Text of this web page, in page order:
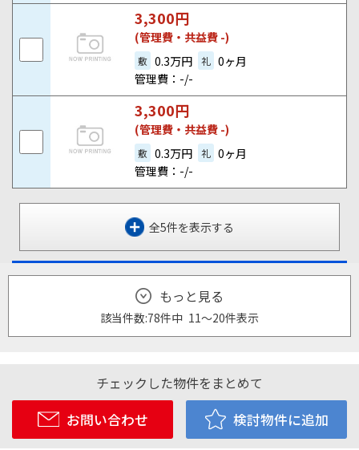
3,300円
(管理費・共益費 -)
敷 0.3万円 礼 0ヶ月
管理費：-/-
3,300円
(管理費・共益費 -)
敷 0.3万円 礼 0ヶ月
管理費：-/-
全5件を表示する
もっと見る
該当件数:78件中 11～20件表示
チェックした物件をまとめて
お問い合わせ
検討物件に追加